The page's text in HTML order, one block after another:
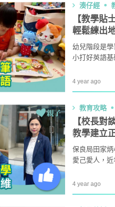
湊仔經
【教學貼
輕鬆練出
幼兒階段是
小打好英語
程，家長可
語。
4 year ago
教育攻略
【校長對
教學建立
保良局田家
愛己愛人，
4 year ago